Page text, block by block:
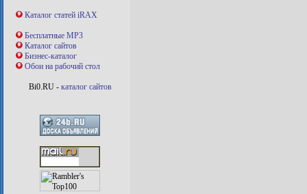
Каталог статей iRAX
Бесплатные MP3
Каталог сайтов
Бизнес-каталог
Обои на рабочий стол
Bi0.RU - каталог сайтов